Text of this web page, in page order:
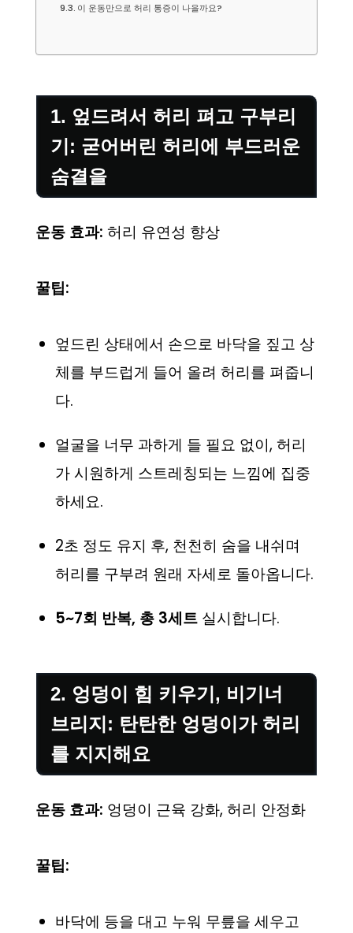
이 운동만으로 허리 통증이 나을까요?
1. 엎드려서 허리 펴고 구부리
기: 굳어버린 허리에 부드러운
숨결을
운동 효과: 허리 유연성 향상
꿀팁:
엎드린 상태에서 손으로 바닥을 짚고 상
체를 부드럽게 들어 올려 허리를 펴줍니
다.
얼굴을 너무 과하게 들 필요 없이, 허리
가 시원하게 스트레칭되는 느낌에 집중
하세요.
2초 정도 유지 후, 천천히 숨을 내쉬며
허리를 구부려 원래 자세로 돌아옵니다.
5~7회 반복, 총 3세트 실시합니다.
2. 엉덩이 힘 키우기, 비기너
브리지: 탄탄한 엉덩이가 허리
를 지지해요
운동 효과: 엉덩이 근육 강화, 허리 안정화
꿀팁:
바닥에 등을 대고 누워 무릎을 세우고